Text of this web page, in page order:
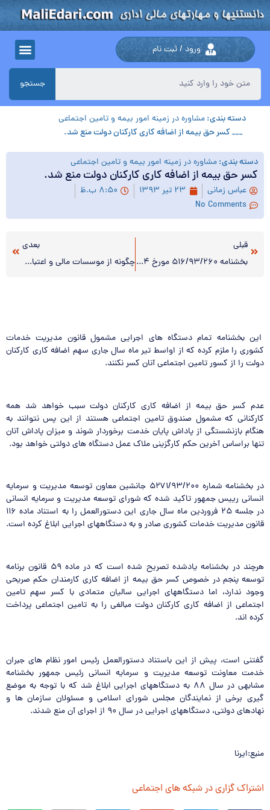
ورود / ثبت نام
جستجو
دسته بندی:مشاوره در زمینه امور بیمه و تامین اجتماعی
___ کسر حق بیمه از اضافه کاری کارکنان دولت منع شد.
دسته بندی:مشاوره در زمینه امور بیمه و تامین اجتماعی
کسر حق بیمه از اضافه کاری کارکنان دولت منع شد.
عباس زمانی ۲۳ تیر ۱۳۹۳
۸:۵۰ ب.ظ
No Comments
قبلی
بخشنامه ۵۱۶/۹۳/۲۶۰ مورخ ۹۳/۴/۱۴(نحوه ثبت اظهارنامه و پرداخت مالیات و عوارض ارزش افزوده)
بعدی
چگونه از موسسات مالی و اعتباری وام بگیریم؟
این بخشنامه تمام دستگاه های اجرایی مشمول قانون مدیریت خدمات
کشوری را ملزم کرده که از اواسط تیر ماه سال جاری سهم اضافه کاری کارکنان
دولت را از کسور تامین اجتماعی آنان کسر نکنند.
عدم کسر حق بیمه از اضافه کاری کارکنان دولت سبب خواهد شد همه
کارکنانی که مشمول صندوق تامین اجتماعی هستند از این پس نتوانند به
هنگام بازنشستگی از پاداش پایان خدمت برخوردار شوند و میزان پاداش آنان
تنها براساس آخرین حکم کارگزینی ملاک عمل دستگاه های دولتی خواهد بود.
در بخشنامه شماره ۵۲۷۱/۹۳/۲۰۰ جانشین معاون توسعه مدیریت و سرمایه
انسانی رییس جمهور تاکید شده که شورای توسعه مدیریت و سرمایه انسانی
در جلسه ۲۵ فروردین ماه سال جاری این دستورالعمل را به استناد ماده ۱۱۶
قانون مدیریت خدمات کشوری صادر و به دستگاههای اجرایی ابلاغ کرده است.
هرچند در بخشنامه یادشده تصریح شده است که در ماده ۵۹ قانون برنامه
توسعه پنجم در خصوص کسر حق بیمه از اضافه کاری کارمندان حکم صریحی
وجود ندارد، اما دستگاههای اجرایی سالیان متمادی با کسر سهم تامین
اجتماعی از اضافه کاری کارکنان دولت مبالغی را به تامین اجتماعی پرداخت
کرده اند.
گفتنی است، پیش از این باستناد دستورالعمل رئیس امور نظام های جبران
خدمت معاونت توسعه مدیریت و سرمایه انسانی رئیس جمهور بخشنامه
مشابهی در سال ۸۸ به دستگاههای اجرایی ابلاغ شد که با توجه به موضع
گیری برخی از نمایندگان مجلس شورای اسلامی و مسئولان سازمان ها و
نهادهای دولتی، دستگاههای اجرایی در سال ۹۰ از اجرای آن منع شدند.
منبع:ایرنا
اشتراک گزاری در شبکه های اجتماعی